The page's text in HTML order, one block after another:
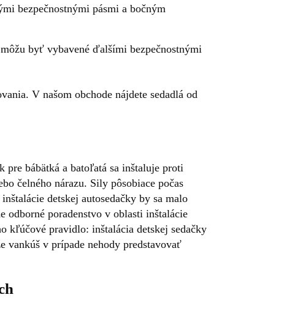
bezpečnostnými pásmi a bočným
byť vybavené ďalšími bezpečnostnými
V našom obchode nájdete sedadlá od
pre bábätká a batoľatá sa inštaluje proti
čelného nárazu. Sily pôsobiace počas
detskej autosedačky by sa malo
poradenstvo v oblasti inštalácie
kľúčové pravidlo: inštalácia detskej sedačky
vankúš v prípade nehody predstavovať